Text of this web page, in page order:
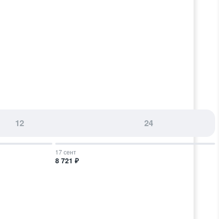
12 24
17 сент
8 721 ₽